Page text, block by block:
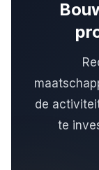
de
te